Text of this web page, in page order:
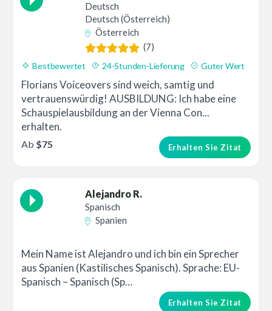
Deutsch
Deutsch (Österreich)
Österreich
(7)
Bestbewertet 24-Stunden-Lieferung Guter Wert
Florians Voiceovers sind weich, samtig und
vertrauenswürdig! AUSBILDUNG: Ich habe eine
Schauspielausbildung an der Vienna Con...
erhalten.
Erhalten Sie Zitat
Ab $75
Alejandro R.
Spanisch
Spanien
Mein Name ist Alejandro und ich bin ein Sprecher
aus Spanien (Kastilisches Spanisch). Sprache: EU-
Spanisch – Spanisch (Sp…
Erhalten Sie Zitat